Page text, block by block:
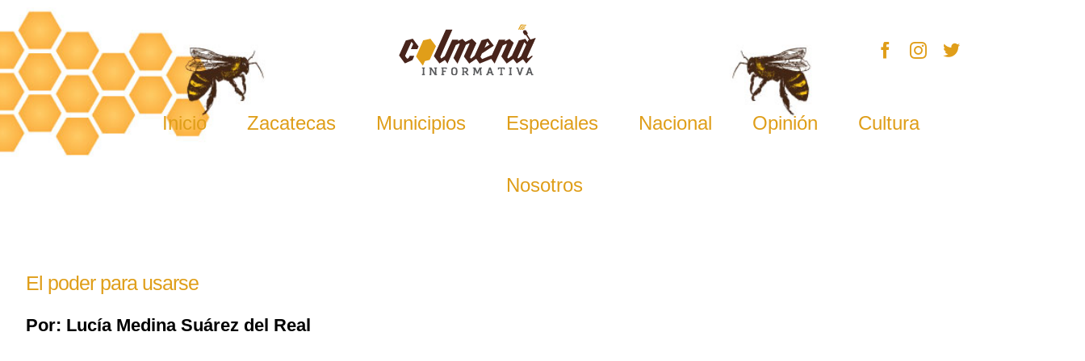
Skip
to
content
Inicio Zacatecas Municipios Especiales Nacional Opinión Cultura
Nosotros
El poder para usarse
Por: Lucía Medina Suárez del Real